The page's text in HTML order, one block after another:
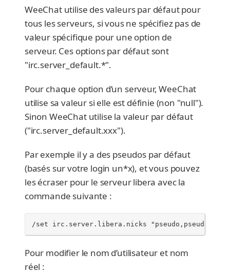
WeeChat utilise des valeurs par défaut pour
tous les serveurs, si vous ne spécifiez pas de
valeur spécifique pour une option de
serveur. Ces options par défaut sont
"irc.server_default.*".
Pour chaque option d’un serveur, WeeChat
utilise sa valeur si elle est définie (non "null").
Sinon WeeChat utilise la valeur par défaut
("irc.server_default.xxx").
Par exemple il y a des pseudos par défaut
(basés sur votre login un*x), et vous pouvez
les écraser pour le serveur libera avec la
commande suivante :
/set irc.server.libera.nicks
Pour modifier le nom d’utilisateur et nom
réel :